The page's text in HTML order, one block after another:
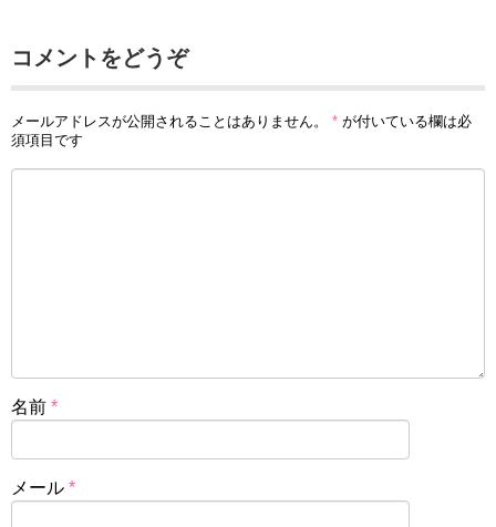
コメントをどうぞ
メールアドレスが公開されることはありません。 * が付いている欄は必
須項目です
名前 *
メール *